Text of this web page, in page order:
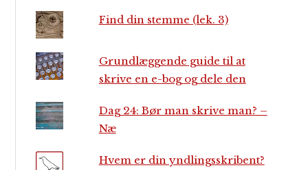
Find din stemme (lek. 3)
Grundlæggende guide til at
skrive en e-bog og dele den
Dag 24: Bør man skrive man? –
Næ
Hvem er din yndlingsskribent?